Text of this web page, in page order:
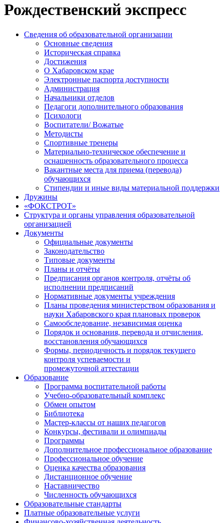
Рождественский экспресс
Сведения об образовательной организации
Основные сведения
Историческая справка
Достижения
О Хабаровском крае
Электронные паспорта доступности
Администрация
Начальники отделов
Педагоги дополнительного образования
Психологи
Воспитатели/ Вожатые
Методисты
Спортивные тренеры
Материально-техническое обеспечение и
оснащенность образовательного процесса
Вакантные места для приема (перевода)
обучающихся
Стипендии и иные виды материальной поддержки
Дружины
«ФОКСТРОТ»
Структура и органы управления образовательной
организацией
Документы
Официальные документы
Законодательство
Типовые документы
Планы и отчёты
Предписания органов контроля, отчёты об
исполнении предписаний
Нормативные документы учреждения
Планы проведения министерством образования и
науки Хабаровского края плановых проверок
Самообследование, независимая оценка
Порядок и основания, перевода и отчисления,
восстановления обучающихся
Формы, периодичность и порядок текущего
контроля успеваемости и
промежуточной аттестации
Образование
Программа воспитательной работы
Учебно-образовательный комплекс
Обмен опытом
Библиотека
Мастер-классы от наших педагогов
Конкурсы, фестивали и олимпиады
Программы
Дополнительное профессиональное образование
Профессиональное обучение
Оценка качества образования
Дистанционное обучение
Наставничество
Численность обучающихся
Образовательные стандарты
Платные образовательные услуги